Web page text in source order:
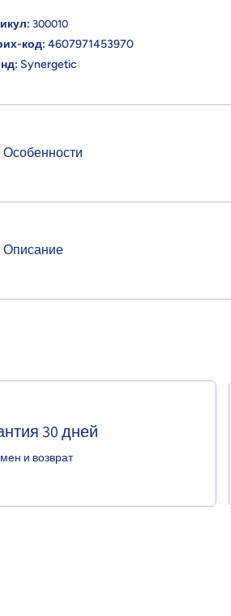
300010
код: 4607971453970
Synergetic
Особенности
Описание
30 дней
и возврат